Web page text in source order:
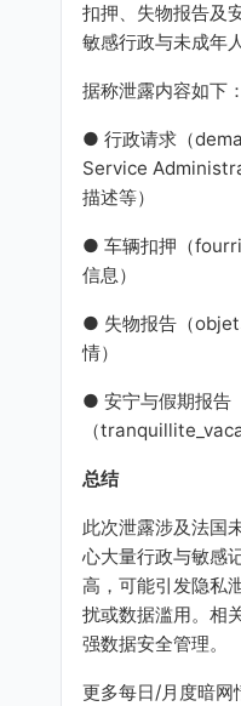
扣押、失物报告及
敏感行政与未成年
据称泄露内容如下
● 行政请求（
Service
描述等）
● 车辆扣押（
信息）
● 失物报告（
情）
● 安宁与假期报告
（
总结
此次泄露涉及法国
心大量行政与敏感
高，可能引发隐私
扰或数据滥用。相
强数据安全管理。
更多每日/月度暗网